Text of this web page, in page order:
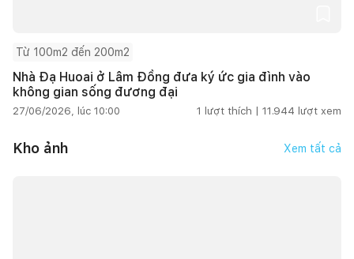
Từ 100m2 đến 200m2
Nhà Đạ Huoai ở Lâm Đồng đưa ký ức gia đình vào
không gian sống đương đại
27/06/2026, lúc 10:00 1 lượt thích | 11.944 lượt xem
Kho ảnh Xem tất cả